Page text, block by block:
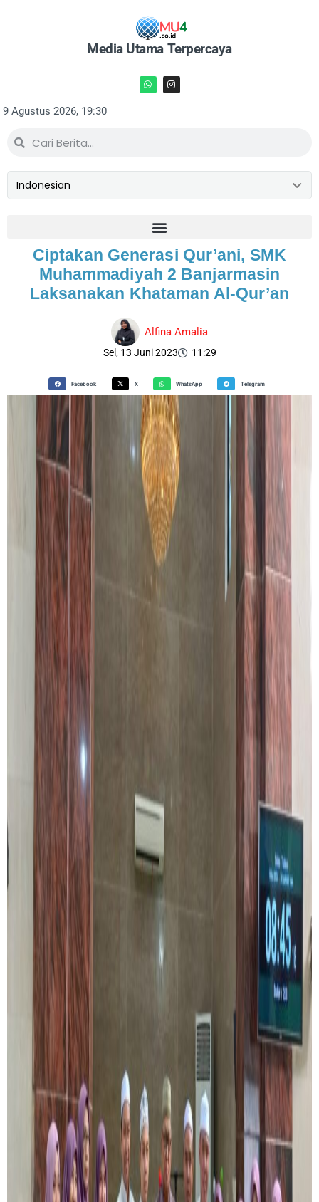
Media Utama Terpercaya
9 Agustus 2026, 19:30
Ciptakan Generasi Qur’ani, SMK
Muhammadiyah 2 Banjarmasin
Laksanakan Khataman Al-Qur’an
Alfina Amalia
Sel, 13 Juni 2023 11:29
Facebook X WhatsApp Telegram